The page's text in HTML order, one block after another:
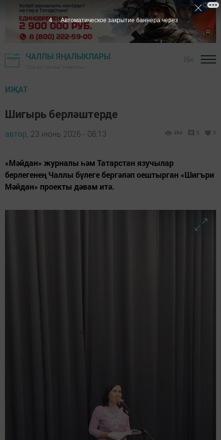
ЧАЛЛЫ ЯҢАЛЫКЛАРЫ
ИҖАТ
Шигырь берләштерде
автор, 23 июнь 2026 - 08:13 494 0 0
«Мәйдан» журналы һәм Татарстан язучылар
берлегенең Чаллы бүлеге бергәләп оештырган «Шигъри
Мәйдан» проекты дәвам итә.
2 Автоматическое закрытие баннера через